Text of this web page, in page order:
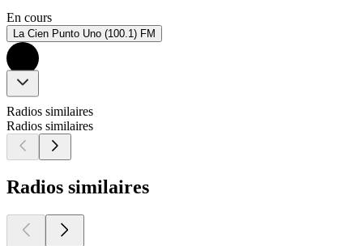
En cours
La Cien Punto Uno (100.1) FM
Radios similaires
Radios similaires
Radios similaires